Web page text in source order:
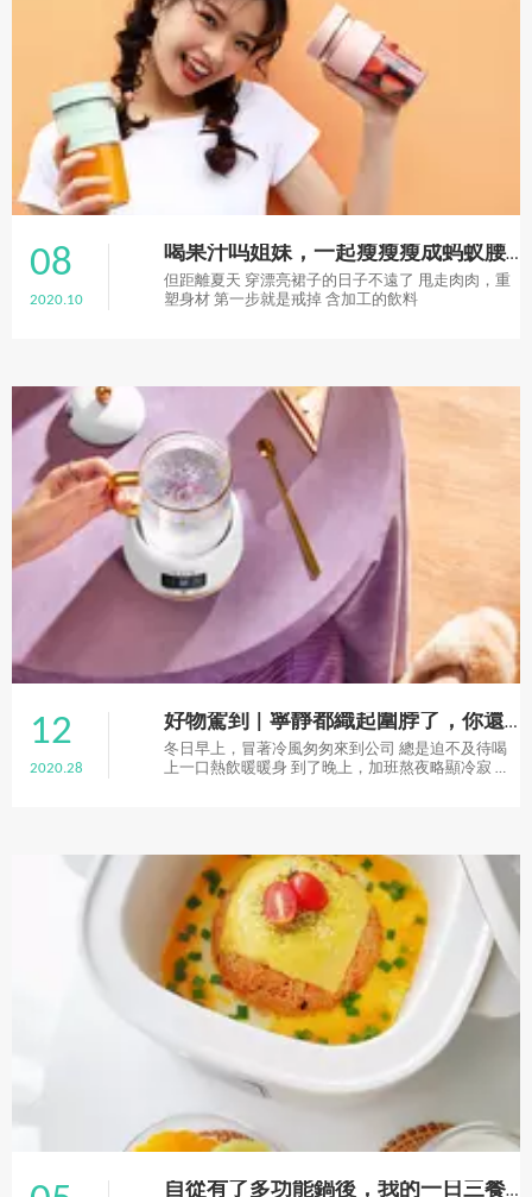
08
2020.10
喝果汁吗姐妹，一起瘦瘦瘦成蚂蚁腰！
但距離夏天 穿漂亮裙子的日子不遠了 甩走肉肉，重
塑身材 第一步就是戒掉 含加工的飲料
12
2020.28
好物駕到 | 寧靜都織起圍脖了，你還不囤點啥？
冬日早上，冒著冷風匆匆來到公司 總是迫不及待喝
上一口熱飲暖暖身 到了晚上，加班熬夜略顯冷寂 特
自從有了多功能鍋後，我的一日三餐變成